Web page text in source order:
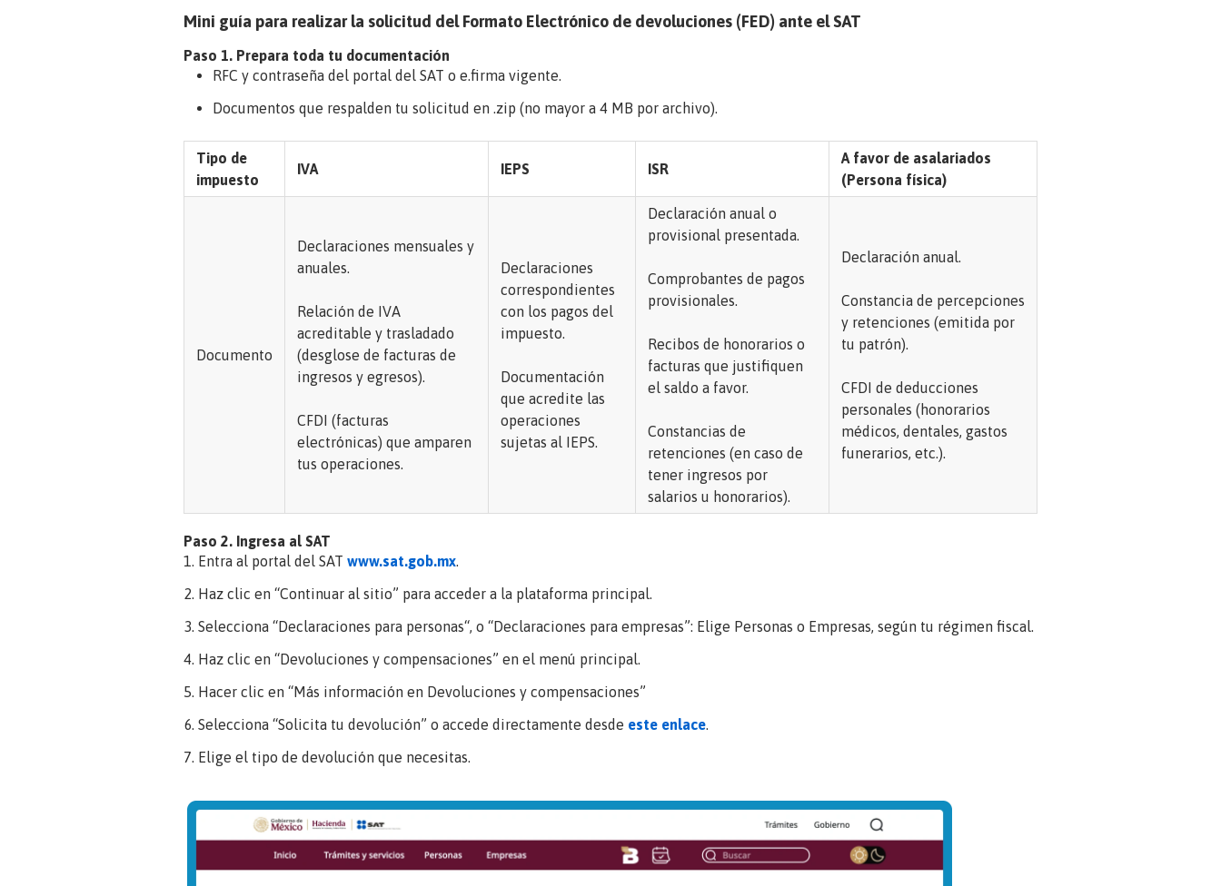
Mini guía para realizar la solicitud del Formato Electrónico de devoluciones (FED) ante el SAT
Paso 1. Prepara toda tu documentación
RFC y contraseña del portal del SAT o e.firma vigente.
Documentos que respalden tu solicitud en .zip (no mayor a 4 MB por archivo).
Tipo de
impuesto
IVA IEPS ISR
A favor de asalariados
(Persona física)
Documento
Declaraciones mensuales y
anuales.
Relación de IVA
acreditable y trasladado
(desglose de facturas de
ingresos y egresos).
CFDI (facturas
electrónicas) que amparen
tus operaciones.
Declaraciones
correspondientes
con los pagos del
impuesto.
Documentación
que acredite las
operaciones
sujetas al IEPS.
Declaración anual o
provisional presentada.
Comprobantes de pagos
provisionales.
Recibos de honorarios o
facturas que justifiquen
el saldo a favor.
Constancias de
retenciones (en caso de
tener ingresos por
salarios u honorarios).
Declaración anual.
Constancia de percepciones
y retenciones (emitida por
tu patrón).
CFDI de deducciones
personales (honorarios
médicos, dentales, gastos
funerarios, etc.).
Paso 2. Ingresa al SAT
Entra al portal del SAT www.sat.gob.mx
Haz clic en “Continuar al sitio” para acceder a la plataforma principal.
Selecciona “Declaraciones para personas“, o “Declaraciones para empresas”: Elige Personas o Empresas, según tu régimen fiscal.
Haz clic en “Devoluciones y compensaciones” en el menú principal.
Hacer clic en “Más información en Devoluciones y compensaciones”
Selecciona “Solicita tu devolución” o accede directamente desde este enlace
Elige el tipo de devolución que necesitas.